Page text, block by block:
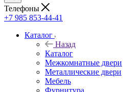
Телефоны
+7 985 853-44-41
Каталог
Назад
Каталог
Межкомнатные двери
Металлические двери
Мебель
Фурнитура